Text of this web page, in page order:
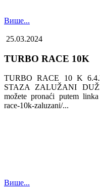
Више...
25.03.2024
TURBO RACE 10K
TURBO RACE 10 K
STAZA ZALUŽANI
možete pronaći putem linka
race-10k-zaluzani/...
Више...